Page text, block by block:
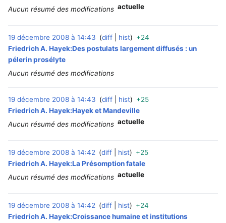
Aucun résumé des modifications actuelle
19 décembre 2008 à 14:43 diff hist +24
Friedrich A. Hayek:Des postulats largement diffusés : un
pélerin prosélyte
Aucun résumé des modifications
19 décembre 2008 à 14:43 diff hist +25
Friedrich A. Hayek:Hayek et Mandeville
Aucun résumé des modifications actuelle
19 décembre 2008 à 14:42 diff hist +25
Friedrich A. Hayek:La Présomption fatale
Aucun résumé des modifications actuelle
19 décembre 2008 à 14:42 diff hist +24
Friedrich A. Hayek:Croissance humaine et institutions